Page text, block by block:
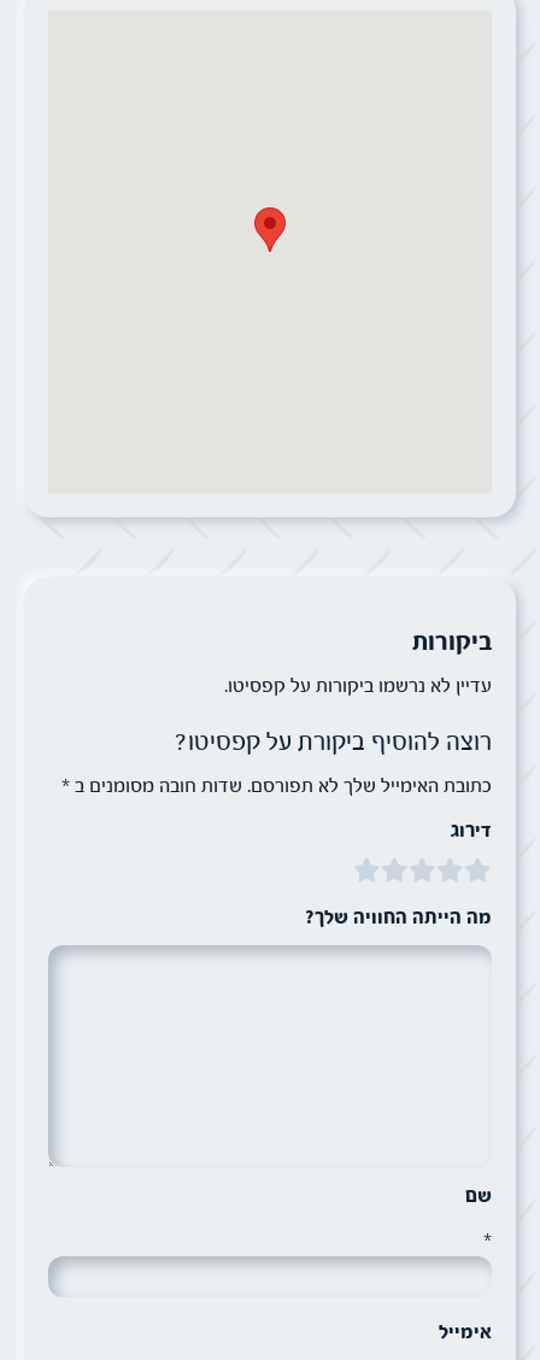
ביקורות
עדיין לא נרשמו ביקורות על קפסיטו.
רוצה להוסיף ביקורת על קפסיטו?
כתובת האימייל שלך לא תפורסם. שדות חובה מסומנים ב *
דירוג
מה הייתה החוויה שלך?
שם
*
אימייל